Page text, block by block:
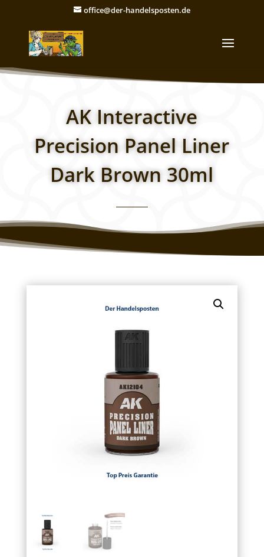
office@der-handelsposten.de
AK Interactive
Precision Panel Liner
Dark Brown 30ml